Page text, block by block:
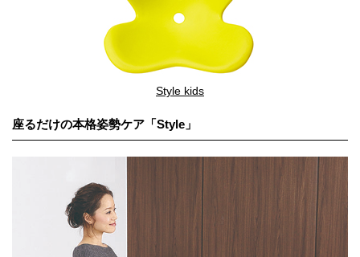
Style kids
座るだけの本格姿勢ケア「Style」